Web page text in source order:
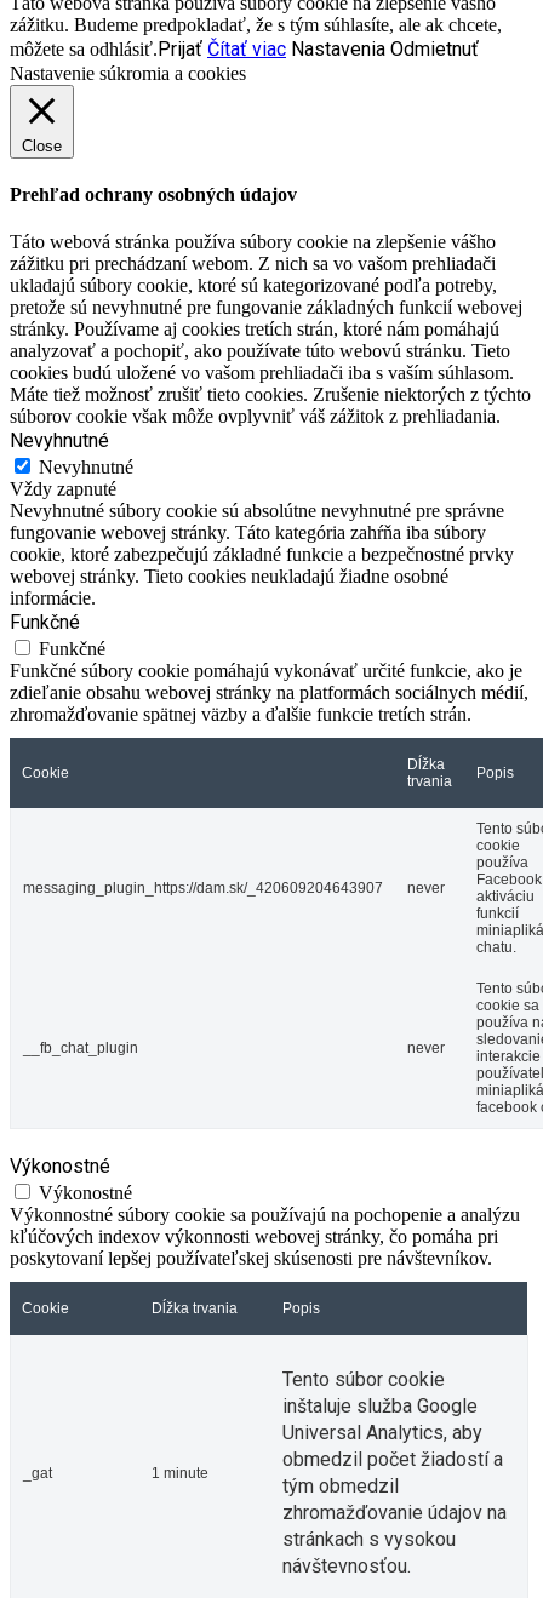
zážitku. Budeme predpokladať, že s tým súhlasíte, ale ak chcete,
môžete sa odhlásiť.Prijať Čítať viac Nastavenia Odmietnuť
Nastavenie súkromia a cookies
Close
Prehľad ochrany osobných údajov
Táto webová stránka používa súbory cookie na zlepšenie vášho
zážitku pri prechádzaní webom. Z nich sa vo vašom prehliadači
ukladajú súbory cookie, ktoré sú kategorizované podľa potreby,
pretože sú nevyhnutné pre fungovanie základných funkcií webovej
stránky. Používame aj cookies tretích strán, ktoré nám pomáhajú
analyzovať a pochopiť, ako používate túto webovú stránku. Tieto
cookies budú uložené vo vašom prehliadači iba s vaším súhlasom.
Máte tiež možnosť zrušiť tieto cookies. Zrušenie niektorých z týchto
súborov cookie však môže ovplyvniť váš zážitok z prehliadania.
Nevyhnutné
Nevyhnutné
Vždy zapnuté
Nevyhnutné súbory cookie sú absolútne nevyhnutné pre správne
fungovanie webovej stránky. Táto kategória zahŕňa iba súbory
cookie, ktoré zabezpečujú základné funkcie a bezpečnostné prvky
webovej stránky. Tieto cookies neukladajú žiadne osobné
informácie.
Funkčné
Funkčné
Funkčné súbory cookie pomáhajú vykonávať určité funkcie, ako je
zdieľanie obsahu webovej stránky na platformách sociálnych médií,
zhromažďovanie spätnej väzby a ďalšie funkcie tretích strán.
Cookie
Dĺžka
trvania
Popis
messaging_plugin_https://dam.sk/_420609204643907 never
Tento
cookie
používa
aktiváciu
funkcií
chatu.
__fb_chat_plugin never
Tento
cookie sa
používa
interakcie
facebook
Výkonostné
Výkonostné
Výkonnostné súbory cookie sa používajú na pochopenie a analýzu
kľúčových indexov výkonnosti webovej stránky, čo pomáha pri
poskytovaní lepšej používateľskej skúsenosti pre návštevníkov.
Cookie Dĺžka trvania Popis
_gat 1 minute
Tento súbor cookie
inštaluje služba Google
Universal Analytics, aby
obmedzil počet žiadostí a
tým obmedzil
zhromažďovanie údajov na
stránkach s vysokou
návštevnosťou.